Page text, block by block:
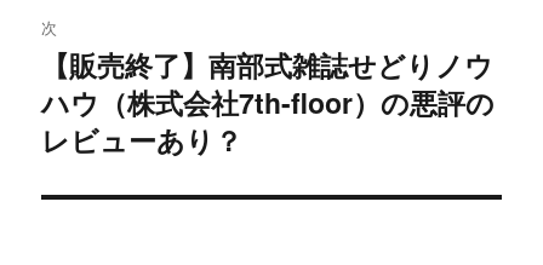
ゲ
ー
シ
稿:
次
の
投
【販売終了】南部式雑誌せどりノウ
ハウ（株式会社7th-floor）の悪評の
レビューあり？